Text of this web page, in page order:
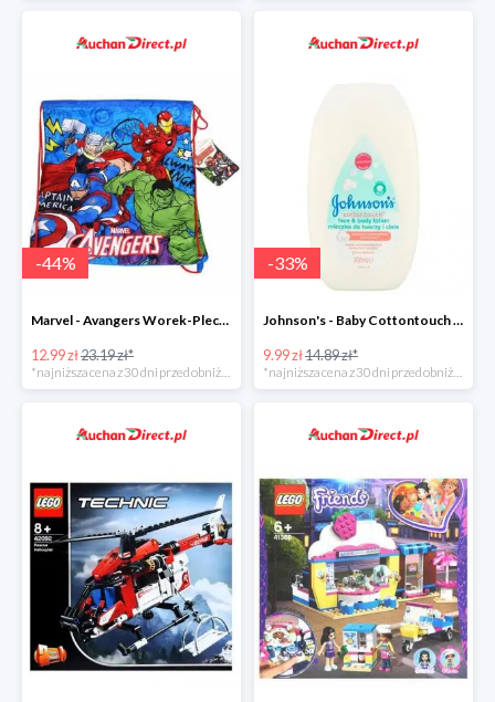
-44%
Marvel - Avangers Worek-Plecak
12.99 zł23.19 zł*
*najniższa cena z 30 dni przed obniżką
-33%
Johnson's - Baby Cottontouch mleczko do twarzy i ciała
9.99 zł14.89 zł*
*najniższa cena z 30 dni przed obniżką